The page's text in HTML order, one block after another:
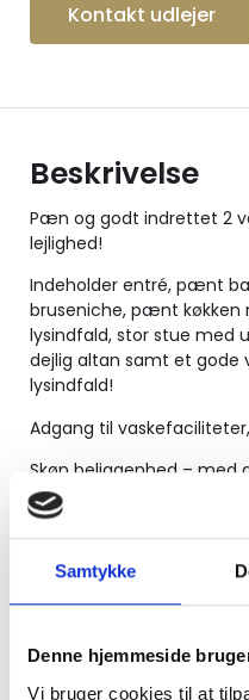
Samtykke
Denne hjemmeside
Vi bruger cookies til at
Kontakt udlejer
Beskrivelse
Pæn og godt indrettet 2
lejlighed!
Indeholder entré, pænt
bruseniche, pænt køkken
lysindfald, stor stue med
dejlig altan samt et gode
lysindfald!
Adgang til
Skøn beliggenhed – med
IBC, Designskolen m.m.
grønne områder “lige
For aftale omkring
yderligere info – kontakt
viceværten direkte
tlf. 42 1234 38 (tirsdag &